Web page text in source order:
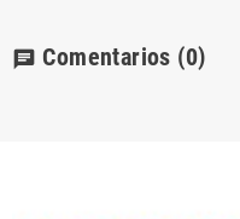
chat Comentarios (0)